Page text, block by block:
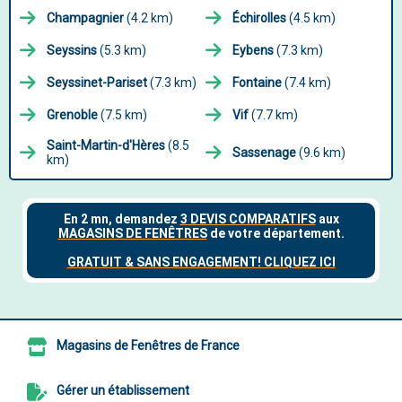
Champagnier(4.2 km) Échirolles(4.5 km)
Seyssins(5.3 km) Eybens(7.3 km)
Seyssinet-Pariset(7.3 km) Fontaine(7.4 km)
Grenoble(7.5 km) Vif(7.7 km)
Saint-Martin-d'Hères(8.5
km)
Sassenage(9.6 km)
Magasins de Fenêtres de France
Gérer un établissement